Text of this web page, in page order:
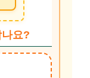
요?